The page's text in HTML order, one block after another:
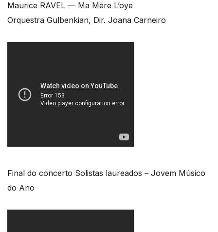
Maurice RAVEL — Ma Mère L’oye
Orquestra Gulbenkian, Dir. Joana Carneiro
Final do concerto Solistas laureados – Jovem Músico
do Ano